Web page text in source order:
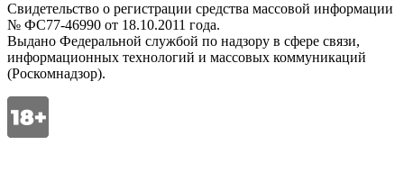
Свидетельство о регистрации средства массовой информации
№ ФС77-46990 от 18.10.2011 года.
Выдано Федеральной службой по надзору в сфере связи,
информационных технологий и массовых коммуникаций
(Роскомнадзор).